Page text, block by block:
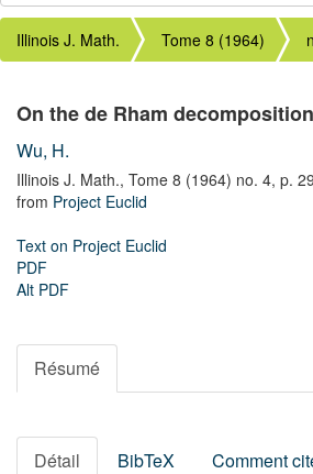
Illinois J. Math. Tome 8 (1964)
On the de Rham
Wu, H.
Illinois J. Math., Tome 8 (1964) no. 4, p.
from Project Euclid
Text on Project Euclid
PDF
Alt PDF
Résumé
Détail BibTeX Comment